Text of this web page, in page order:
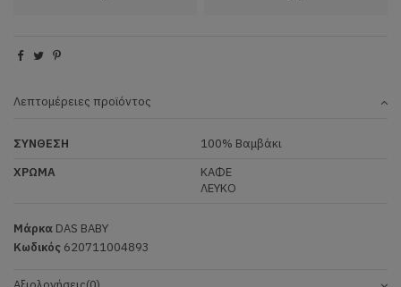
Λεπτομέρειες προϊόντος
ΣΥΝΘΕΣΗ
100% Βαμβάκι
ΧΡΩΜΑ
ΚΑΦΕ
ΛΕΥΚΟ
Μάρκα DAS BABY
Κωδικός 620711004893